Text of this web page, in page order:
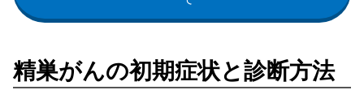
精巣がんの初期症状と診断方法